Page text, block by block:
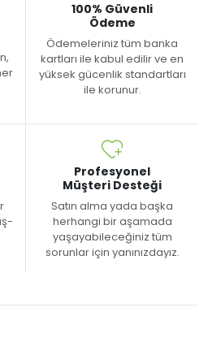
100% Güvenli
Ödeme
Ödemeleriniz tüm banka
kartları ile kabul edilir ve en
yüksek gücenlik standartları
ile korunur.
Profesyonel
Müşteri Desteği
Satın alma yada başka
herhangi bir aşamada
yaşayabileceğiniz tüm
sorunlar için yanınızdayız.